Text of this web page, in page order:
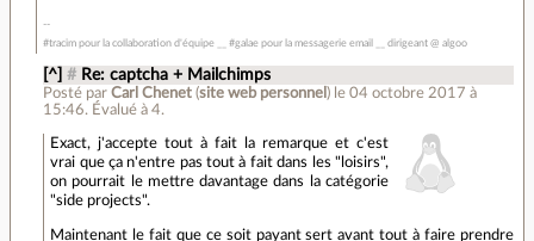
#tracim pour la collaboration d'équipe __ #galae pour la messagerie email __ dirigeant @ algoo
[^] # Re: captcha + Mailchimps
Posté parCarl Chenet (site web personnel ) le 04 octobre 2017 à
15:46. Évalué à4.
Exact, j'accepte tout à fait la remarque et c'est
vrai que ça n'entre pas tout à fait dans les "loisirs",
on pourrait le mettre davantage dans la catégorie
"side projects".
Maintenant le fait que ce soit payant sert avant tout à faire prendre